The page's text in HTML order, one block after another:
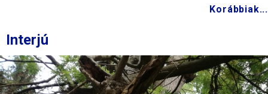
Korábbiak...
Interjú